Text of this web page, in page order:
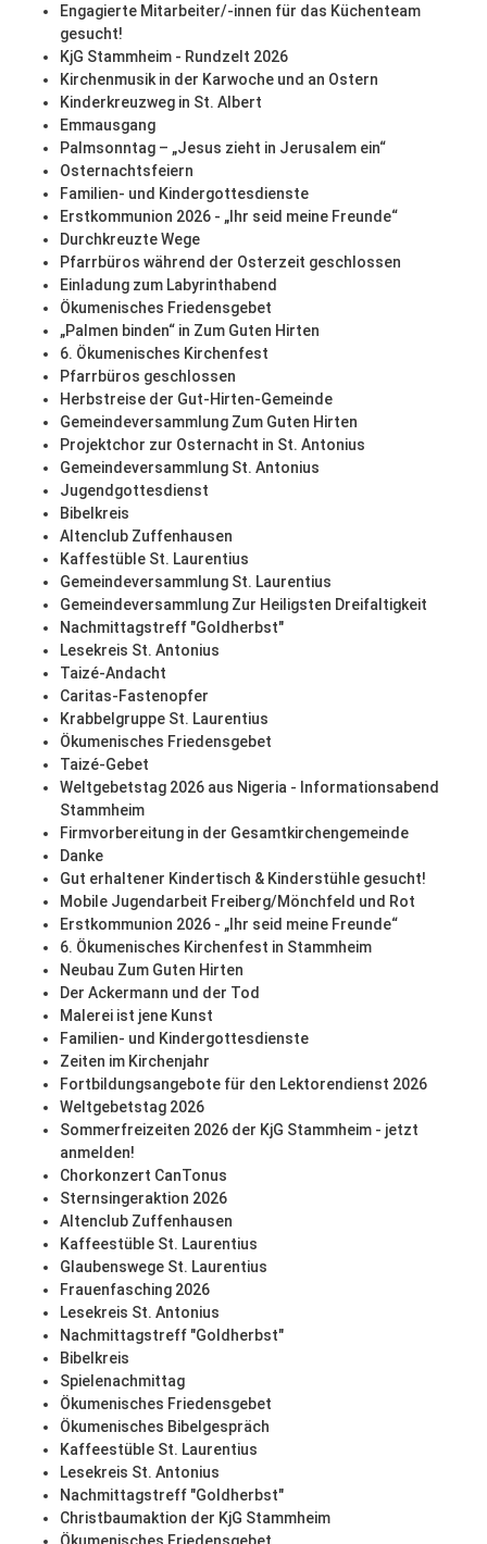
Engagierte Mitarbeiter/-innen für das Küchenteam
gesucht!
KjG Stammheim - Rundzelt 2026
Kirchenmusik in der Karwoche und an Ostern
Kinderkreuzweg in St. Albert
Emmausgang
Palmsonntag – „Jesus zieht in Jerusalem ein“
Osternachtsfeiern
Familien- und Kindergottesdienste
Erstkommunion 2026 - „Ihr seid meine Freunde“
Durchkreuzte Wege
Pfarrbüros während der Osterzeit geschlossen
Einladung zum Labyrinthabend
Ökumenisches Friedensgebet
„Palmen binden“ in Zum Guten Hirten
6. Ökumenisches Kirchenfest
Pfarrbüros geschlossen
Herbstreise der Gut-Hirten-Gemeinde
Gemeindeversammlung Zum Guten Hirten
Projektchor zur Osternacht in St. Antonius
Gemeindeversammlung St. Antonius
Jugendgottesdienst
Bibelkreis
Altenclub Zuffenhausen
Kaffestüble St. Laurentius
Gemeindeversammlung St. Laurentius
Gemeindeversammlung Zur Heiligsten Dreifaltigkeit
Nachmittagstreff "Goldherbst"
Lesekreis St. Antonius
Taizé-Andacht
Caritas-Fastenopfer
Krabbelgruppe St. Laurentius
Ökumenisches Friedensgebet
Taizé-Gebet
Weltgebetstag 2026 aus Nigeria - Informationsabend
Stammheim
Firmvorbereitung in der Gesamtkirchengemeinde
Danke
Gut erhaltener Kindertisch & Kinderstühle gesucht!
Mobile Jugendarbeit Freiberg/Mönchfeld und Rot
Erstkommunion 2026 - „Ihr seid meine Freunde“
6. Ökumenisches Kirchenfest in Stammheim
Neubau Zum Guten Hirten
Der Ackermann und der Tod
Malerei ist jene Kunst
Familien- und Kindergottesdienste
Zeiten im Kirchenjahr
Fortbildungsangebote für den Lektorendienst 2026
Weltgebetstag 2026
Sommerfreizeiten 2026 der KjG Stammheim - jetzt
anmelden!
Chorkonzert CanTonus
Sternsingeraktion 2026
Altenclub Zuffenhausen
Kaffeestüble St. Laurentius
Glaubenswege St. Laurentius
Frauenfasching 2026
Lesekreis St. Antonius
Nachmittagstreff "Goldherbst"
Bibelkreis
Spielenachmittag
Ökumenisches Friedensgebet
Ökumenisches Bibelgespräch
Kaffeestüble St. Laurentius
Lesekreis St. Antonius
Nachmittagstreff "Goldherbst"
Christbaumaktion der KjG Stammheim